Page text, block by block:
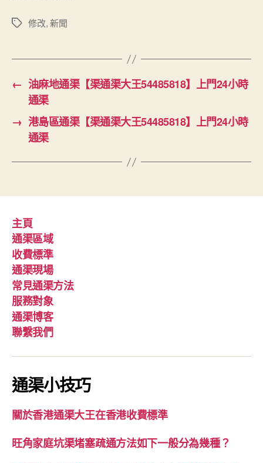
Tags修改,新聞
← 油麻地通渠【渠通渠大王54485818】上門24小時
通渠
→ 港島區通渠【渠通渠大王54485818】上門24小時
通渠
主頁
通渠區域
收費標準
通渠現場
常見通渠方法
服務對象
通渠博客
聯繫我們
通渠小技巧
關於香港通渠大王在香港收費標準
旺角家庭坑渠堵塞疏通方法如下一般分為幾種？